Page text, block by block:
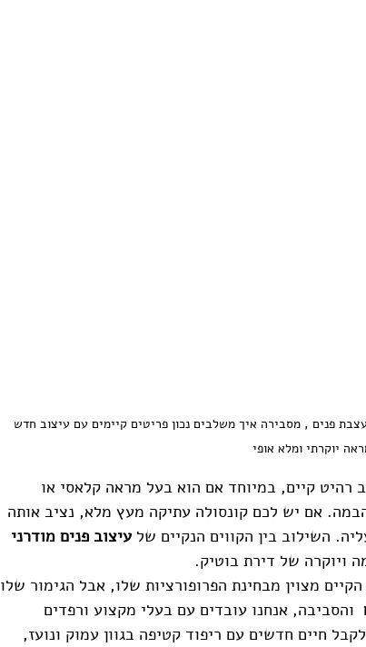
פנים , מסבירה איך משלבים נכון פריטים קיימים עם עיצוב חדש
יוקרתי ומלא אופי
רהיט קיים, במיוחד אם הוא בעל מראה קלאסי או
אם יש לכם קונסולה עתיקה מעץ מלא, נציב אותה
השילוב בין הקווים הנקיים של עיצוב פנים מודרני
ויוקרה של דירת בוטיק.
מצוין מבחינת הפרופורציות שלו, אבל הגימור שלו
והסביבה, אנחנו עובדים עם בעלי מקצוע ורפדים
חיים חדשים עם ריפוד קטיפה בגוון עמוק ונועז,